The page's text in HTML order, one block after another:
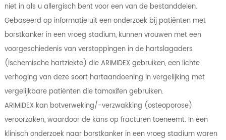
niet in als u allergisch bent voor een van de bestanddelen.
Gebaseerd op informatie uit een onderzoek bij patiënten met
borstkanker in een vroeg stadium, kunnen vrouwen met een
voorgeschiedenis van verstoppingen in de hartslagaders
(ischemische hartziekte) die ARIMIDEX gebruiken, een lichte
verhoging van deze soort hartaandoening in vergelijking met
vergelijkbare patiënten die tamoxifen gebruiken.
ARIMIDEX kan botverweking/-verzwakking (osteoporose)
veroorzaken, waardoor de kans op fracturen toeneemt. In een
klinisch onderzoek naar borstkanker in een vroeg stadium waren